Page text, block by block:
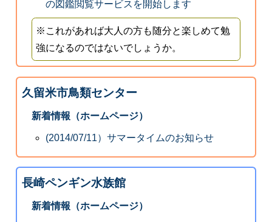
の図鑑閲覧サービスを開始します
※これがあれば大人の方も随分と楽しめて勉
強になるのではないでしょうか。
久留米市鳥類センター
新着情報（ホームページ）
(2014/07/11）サマータイムのお知らせ
長崎ペンギン水族館
新着情報（ホームページ）